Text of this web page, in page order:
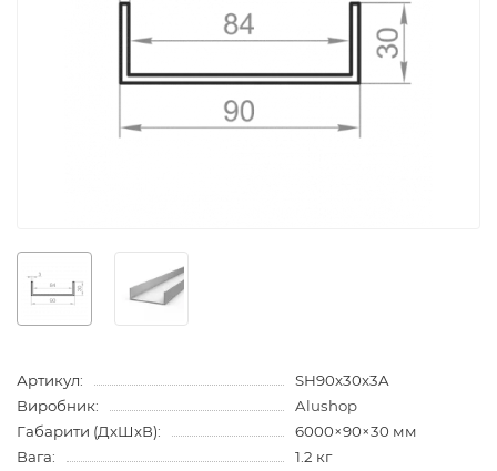
Артикул:
SH90x30x3A
Виробник:
Alushop
Габарити (ДхШхВ):
6000×90×30 мм
Вага:
1.2 кг